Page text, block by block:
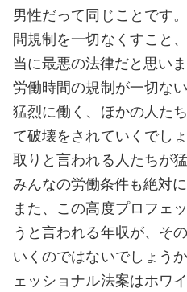
男性だって同じことです
間規制を一切なくすこと
当に最悪の法律だと思いま
労働時間の規制が一切な
猛烈に働く、ほかの人た
て破壊をされていくでし
取りと言われる人たちが
みんなの労働条件も絶対
また、この高度プロフェ
うと言われる年収が、そ
いくのではないでしょう
ェッショナル法案はホワ